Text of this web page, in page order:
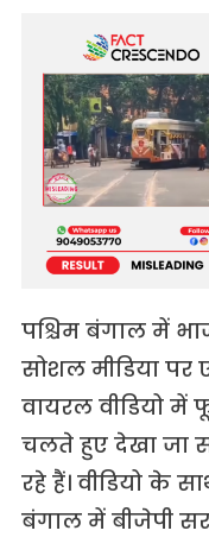
पश्चिम बंगाल में
सोशल मीडिया पर
वायरल वीडियो में
चलते हुए देखा जा
रहे हैं। वीडियो के
बंगाल में बीजेपी